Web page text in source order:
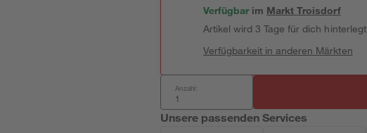
Verfügbar im MarktTroisdorf
Artikel wird 3 Tage für dich hinterlegt
Verfügbarkeit in anderen Märkten
Anzahl:
Unsere passenden Services